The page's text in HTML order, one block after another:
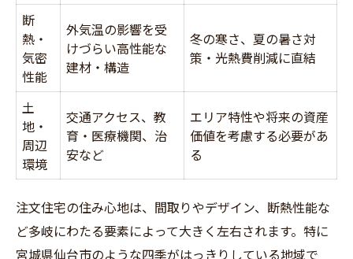
断
熱・
気密
性能
外気温の影響を受
けづらい高性能な
建材・構造
冬の寒さ、夏の暑さ対
策・光熱費削減に直結
土
地・
周辺
環境
交通アクセス、教
育・医療機関、治
安など
エリア特性や将来の資産
価値を考慮する必要があ
る
注文住宅の住み心地は、間取りやデザイン、断熱性能な
ど多岐にわたる要素によって大きく左右されます。特に
宮城県仙台市のような四季がはっきりしている地域で